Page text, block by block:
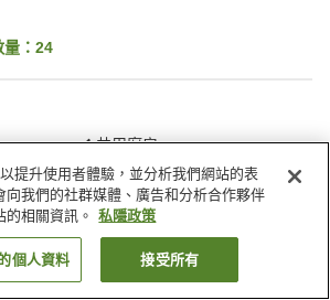
： 24
共用廚房
縣 伊仙町 伊仙町德之島傳泊
找客房
提升使用者體驗，並分析我們網站的表
向我們的社群媒體、廣告和分析合作夥伴
相關資訊。
私隱政策
個人資料 接受所有